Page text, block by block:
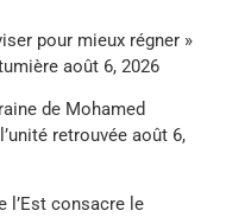
pour mieux régner »
août 6, 2026
de Mohamed
retrouvée août 6,
l’Est consacre le